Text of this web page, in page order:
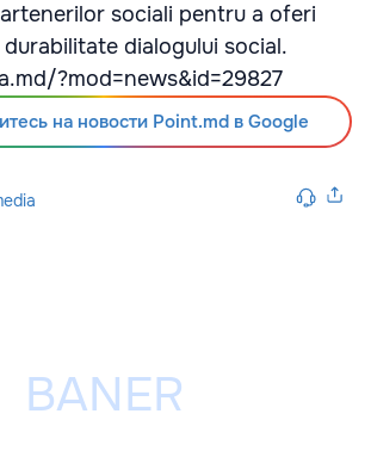
sociali pentru a oferi
dialogului social.
?mod=news&id=29827
на новости Point.md в Google